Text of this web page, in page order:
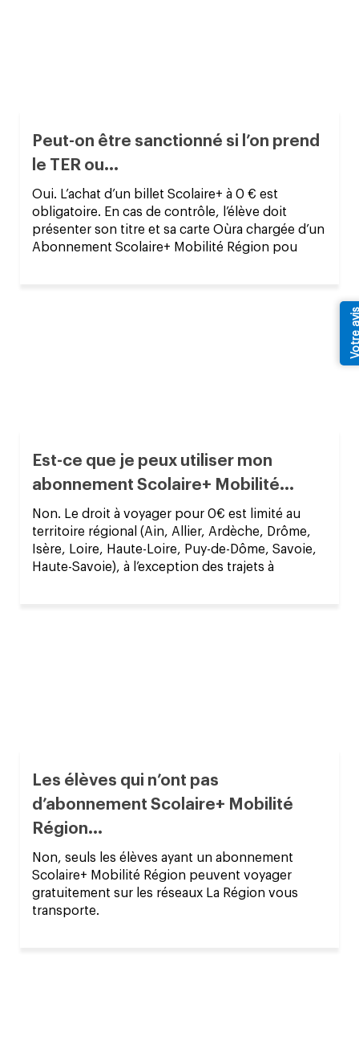
Peut-on être sanctionné si l’on prend
le TER ou...
Oui. L’achat d’un billet Scolaire+ à 0 € est
obligatoire. En cas de contrôle, l’élève doit
présenter son titre et sa carte Oùra chargée d’un
Abonnement Scolaire+ Mobilité Région pou
Est-ce que je peux utiliser mon
abonnement Scolaire+ Mobilité...
Non. Le droit à voyager pour 0€ est limité au
territoire régional (Ain, Allier, Ardèche, Drôme,
Isère, Loire, Haute-Loire, Puy-de-Dôme, Savoie,
Haute-Savoie), à l’exception des trajets à
Les élèves qui n’ont pas
d’abonnement Scolaire+ Mobilité
Région...
Non, seuls les élèves ayant un abonnement
Scolaire+ Mobilité Région peuvent voyager
gratuitement sur les réseaux La Région vous
transporte.